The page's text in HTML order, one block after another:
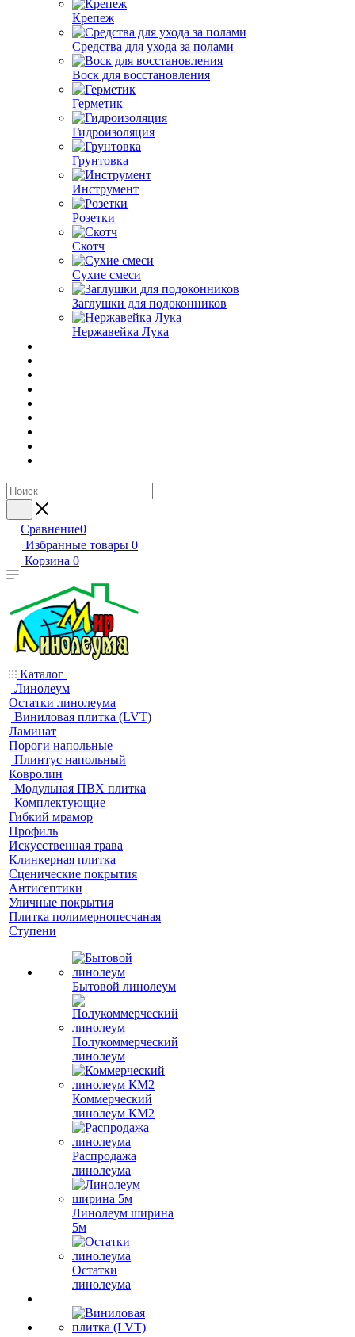
Крепеж
Средства для ухода за полами
Воск для восстановления
Герметик
Гидроизоляция
Грунтовка
Инструмент
Розетки
Скотч
Сухие смеси
Заглушки для подоконников
Нержавейка Лука
Сравнение0
Избранные товары 0
Корзина 0
Каталог
Линолеум
Остатки линолеума
Виниловая плитка (LVT)
Ламинат
Пороги напольные
Плинтус напольный
Ковролин
Модульная ПВХ плитка
Комплектующие
Гибкий мрамор
Профиль
Искусственная трава
Клинкерная плитка
Сценические покрытия
Антисептики
Уличные покрытия
Плитка полимернопесчаная
Ступени
Бытовой линолеум
Полукоммерческий
линолеум
Коммерческий
линолеум КМ2
Распродажа
линолеума
Линолеум ширина
5м
Остатки
линолеума